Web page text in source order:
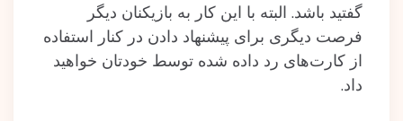
گفتید باشد. البته با این کار به بازیکنان دیگر
فرصت دیگری برای پیشنهاد دادن در کنار استفاده
از کارت‌های رد داده شده توسط خودتان خواهید
داد.